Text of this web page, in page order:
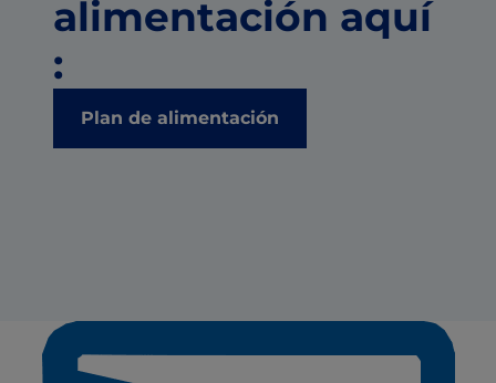
alimentación aquí
:
Plan de alimentación